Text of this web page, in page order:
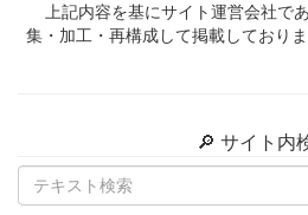
上記内容を基にサイト運営会社で
集・加工・再構成して掲載しておりま
🔎 サイト内